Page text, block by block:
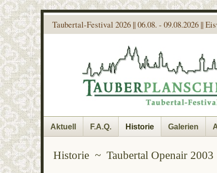
Taubertal-Festival 2026 || 06.08. - 09.08.2026 ||
Aktuell F.A.Q. Historie Galerien
Historie ~ Taubertal Openair 2003